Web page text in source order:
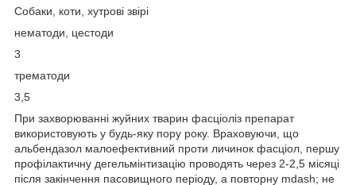
Собаки, коти, хутрові звірі
нематоди, цестоди
3
трематоди
3,5
При захворюванні жуйних тварин фасціоліз препарат
використовують у будь-яку пору року. Враховуючи, що
альбендазол малоефективний проти личинок фасціол, першу
профілактичну дегельмінтизацію проводять через 2-2,5 місяці
після закінчення пасовищного періоду, а повторну mdash; не